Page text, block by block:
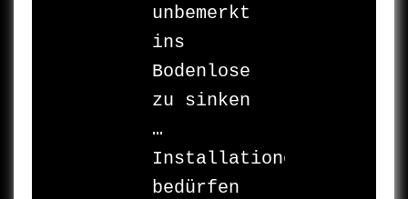
unbemerkt
ins
Bodenlose
zu sinken
…
Installationen
bedürfen